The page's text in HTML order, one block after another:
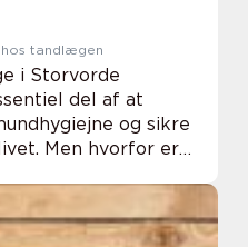
tandlægen
i Storvorde
del af at
og sikre
Men hvorfor er